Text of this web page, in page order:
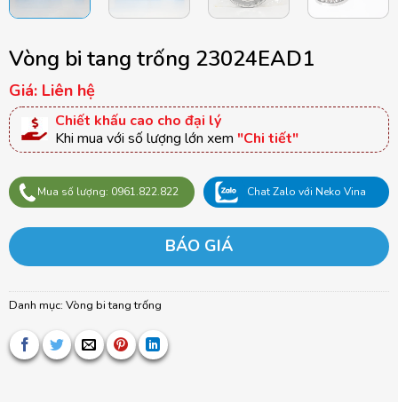
Vòng bi tang trống 23024EAD1
Giá: Liên hệ
Chiết khấu cao cho đại lý
Khi mua với số lượng lớn xem "Chi tiết"
Mua số lượng: 0961.822.822 Chat Zalo với Neko Vina
BÁO GIÁ
Danh mục: Vòng bi tang trống